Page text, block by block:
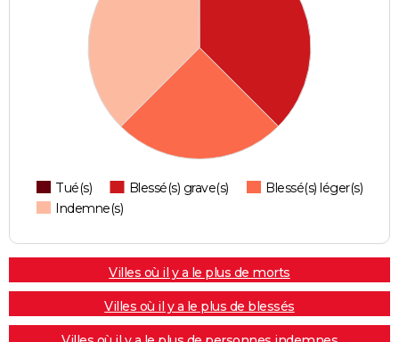
Tué(s) Blessé(s) grave(s)
Blessé(s) léger(s)
Indemne(s)
Villes où il y a le plus de morts
Villes où il y a le plus de blessés